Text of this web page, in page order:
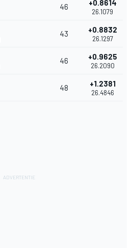
46 +0.8614
26.1079
43 +0.8832
26.1297
46 +0.9625
26.2090
48 +1.2381
26.4846